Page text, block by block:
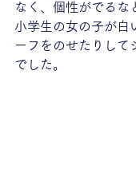
なく、個性がでるな
小学生の女の子が白
ーフをのせたりして
でした。